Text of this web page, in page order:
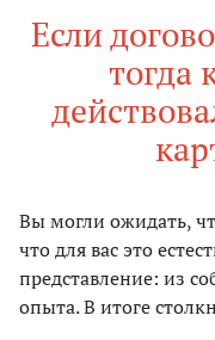
Если
тогда
Вы могли ожидать,
что для вас это
представление: из
опыта. В итоге